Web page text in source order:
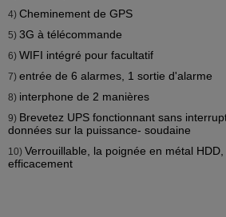
4) Cheminement de GPS
5) 3G à télécommande
6) WIFI intégré pour facultatif
7) entrée de 6 alarmes, 1 sortie d'alarme
8) interphone de 2 manières
9) Brevetez UPS fonctionnant sans
données sur la puissance- soudaine
10) Verrouillable, la poignée en métal
efficacement